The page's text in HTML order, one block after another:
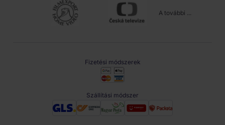
A további ...
Fizetési módszerek
Szállítási módszer